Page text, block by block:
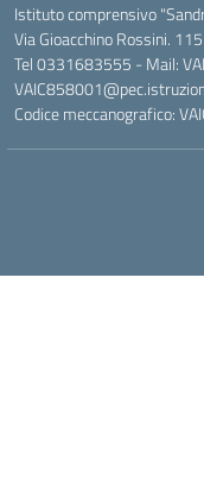
Istituto comprensivo
Via Gioacchino Rossini.
Tel 0331683555 - Mail:
Codice meccanografico: